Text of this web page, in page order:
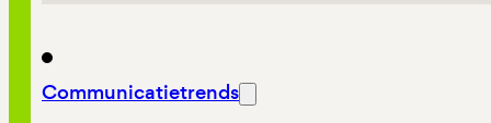
Communicatietrends